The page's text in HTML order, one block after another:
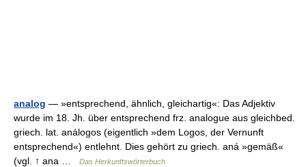
analog — »entsprechend, ähnlich, gleichartig«: Das Adjektiv
wurde im 18. Jh. über entsprechend frz. analogue aus gleichbed.
griech. lat. análogos (eigentlich »dem Logos, der Vernunft
entsprechend«) entlehnt. Dies gehört zu griech. aná »gemäß«
(vgl. ↑ ana …
Das Herkunftswörterbuch